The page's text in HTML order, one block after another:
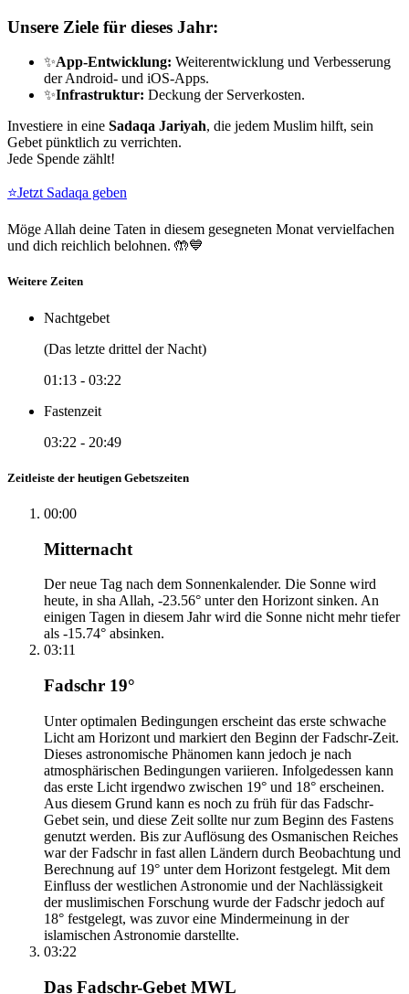
Unsere Ziele für dieses Jahr:
✨App-Entwicklung: Weiterentwicklung und Verbesserung
der Android- und iOS-Apps.
✨Infrastruktur: Deckung der Serverkosten.
Investiere in eine Sadaqa Jariyah, die jedem Muslim hilft, sein
Gebet pünktlich zu verrichten.
Jede Spende zählt!
⭐Jetzt Sadaqa geben
Möge Allah deine Taten in diesem gesegneten Monat vervielfachen
und dich reichlich belohnen. 🤲💙
Weitere Zeiten
Nachtgebet
(Das letzte drittel der Nacht)
01:13 - 03:22
Fastenzeit
03:22 - 20:49
Zeitleiste der heutigen Gebetszeiten
00:00
Mitternacht
Der neue Tag nach dem Sonnenkalender. Die Sonne wird
heute, in sha Allah, -23.56° unter den Horizont sinken. An
einigen Tagen in diesem Jahr wird die Sonne nicht mehr tiefer
als -15.74° absinken.
03:11
Fadschr 19°
Unter optimalen Bedingungen erscheint das erste schwache
Licht am Horizont und markiert den Beginn der Fadschr-Zeit.
Dieses astronomische Phänomen kann jedoch je nach
atmosphärischen Bedingungen variieren. Infolgedessen kann
das erste Licht irgendwo zwischen 19° und 18° erscheinen.
Aus diesem Grund kann es noch zu früh für das Fadschr-
Gebet sein, und diese Zeit sollte nur zum Beginn des Fastens
genutzt werden. Bis zur Auflösung des Osmanischen Reiches
war der Fadschr in fast allen Ländern durch Beobachtung und
Berechnung auf 19° unter dem Horizont festgelegt. Mit dem
Einfluss der westlichen Astronomie und der Nachlässigkeit
der muslimischen Forschung wurde der Fadschr jedoch auf
18° festgelegt, was zuvor eine Mindermeinung in der
islamischen Astronomie darstellte.
03:22
Das Fadschr-Gebet MWL